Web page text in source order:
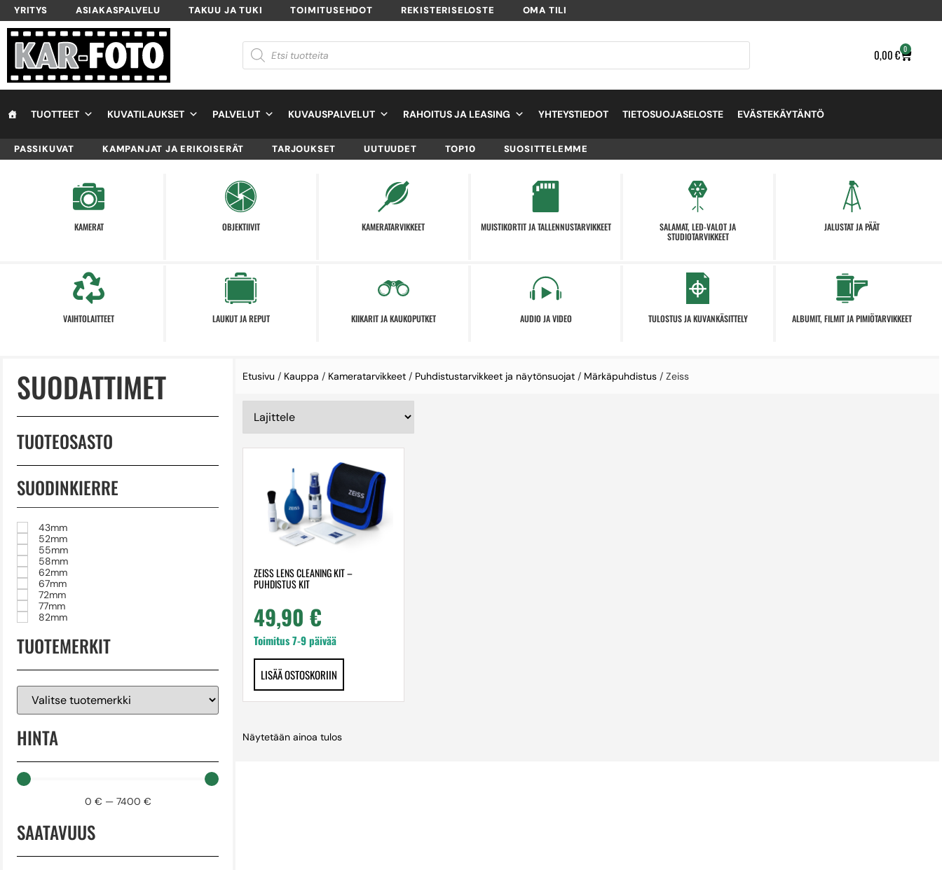
YRITYS ASIAKASPALVELU TAKUU JA TUKI TOIMITUSEHDOT REKISTERISELOSTE OMA TILI
0,00€ 0
TUOTTEET KUVATILAUKSET PALVELUT KUVAUSPALVELUT RAHOITUS JA LEASING YHTEYSTIEDOT TIETOSUOJASELOSTE EVÄSTEKÄYTÄNTÖ
PASSIKUVAT KAMPANJAT JA ERIKOISERÄT TARJOUKSET UUTUUDET TOP10 SUOSITTELEMME
KAMERAT OBJEKTIIVIT KAMERATARVIKKEET MUISTIKORTIT JA TALLENNUSTARVIKKEET
SALAMAT, LED-VALOT JA
STUDIOTARVIKKEET
JALUSTAT JA PÄÄT
VAIHTOLAITTEET LAUKUT JA REPUT KIIKARIT JA KAUKOPUTKET AUDIO JA VIDEO TULOSTUS JA KUVANKÄSITTELY ALBUMIT, FILMIT JA PIMIÖTARVIKKEET
SUODATTIMET
TUOTEOSASTO
SUODINKIERRE
43mm
52mm
55mm
58mm
62mm
67mm
72mm
77mm
82mm
TUOTEMERKIT
HINTA
0 € — 7400 €
SAATAVUUS
Etusivu / Kauppa / Kameratarvikkeet / Puhdistustarvikkeet ja näytönsuojat / Märkäpuhdistus / Zeiss
ZEISS LENS CLEANING KIT –
PUHDISTUS KIT
49,90 €
Toimitus 7-9 päivää
LISÄÄ OSTOSKORIIN
Näytetään ainoa tulos